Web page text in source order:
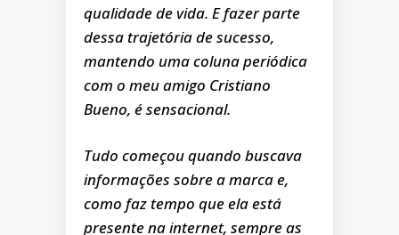
qualidade de vida. E fazer parte
dessa trajetória de sucesso,
mantendo uma coluna periódica
com o meu amigo Cristiano
Bueno, é sensacional.
Tudo começou quando buscava
informações sobre a marca e,
como faz tempo que ela está
presente na internet, sempre as